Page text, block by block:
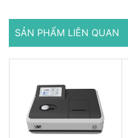
SẢN PHẨM LIÊN QUAN